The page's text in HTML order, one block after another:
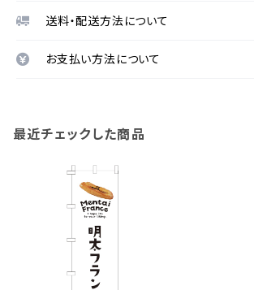
送料・配送方法について
お支払い方法について
最近チェックした商品